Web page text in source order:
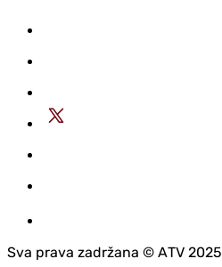
Sva prava zadržana © АTV 2025